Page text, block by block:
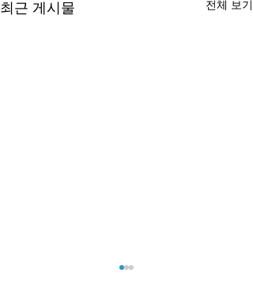
최근 게시물 전체 보기